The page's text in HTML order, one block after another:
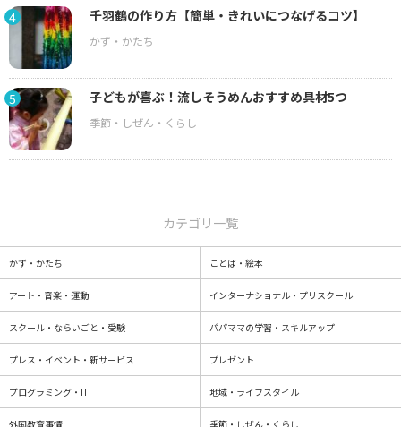
4 千羽鶴の作り方【簡単・きれいにつなげるコツ】
5 子どもが喜ぶ！流しそうめんおすすめ具材5つ
カテゴリ一覧
かず・かたち ことば・絵本
アート・音楽・運動 インターナショナル・プリスクール
スクール・ならいごと・受験 パパママの学習・スキルアップ
プレス・イベント・新サービス プレゼント
プログラミング・IT 地域・ライフスタイル
外国教育事情 季節・しぜん・くらし